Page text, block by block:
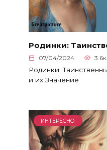
Родинки:
07/04/2024 3.6к.
Родинки:
и их Значение
ИНТЕРЕСНО